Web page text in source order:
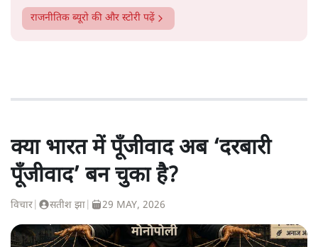
राजनीतिक ब्यूरो की और स्टोरी पढ़ें
क्या भारत में पूँजीवाद अब ‘दरबारी
पूँजीवाद’ बन चुका है?
विचार सतीश झा 29 MAY, 2026